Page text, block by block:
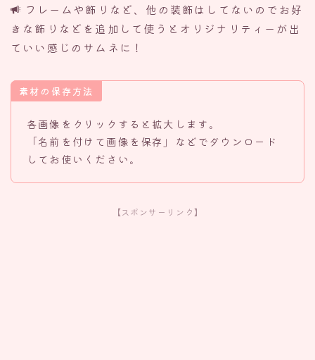
フレームや飾りなど、他の装飾はしてないのでお好
きな飾りなどを追加して使うとオリジナリティーが出
ていい感じのサムネに！
素材の保存方法
各画像をクリックすると拡大します。
「名前を付けて画像を保存」などでダウンロード
してお使いください。
【スポンサーリンク】